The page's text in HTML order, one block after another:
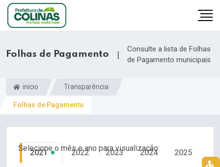
Folhas de Pagamento |
Consulte a lista de Folhas
de Pagamento municipais
inicio Transparência
Folhas de Pagamento
Selecione o mês e ano para visualização:
2021 2022 2023 2024 2025